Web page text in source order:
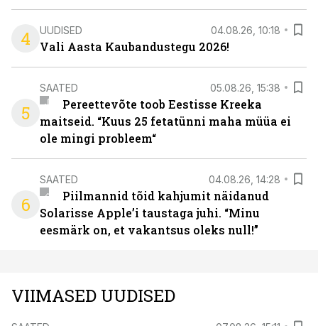
4 UUDISED 04.08.26, 10:18
Vali Aasta Kaubandustegu 2026!
5
SAATED 05.08.26, 15:38
Pereettevõte toob Eestisse Kreeka
maitseid. “Kuus 25 fetatünni maha müüa ei
ole mingi probleem“
6
SAATED 04.08.26, 14:28
Piilmannid tõid kahjumit näidanud
Solarisse Apple’i taustaga juhi. “Minu
eesmärk on, et vakantsus oleks null!”
VIIMASED UUDISED